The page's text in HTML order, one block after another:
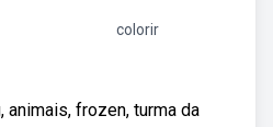
colorir
frozen, turma da